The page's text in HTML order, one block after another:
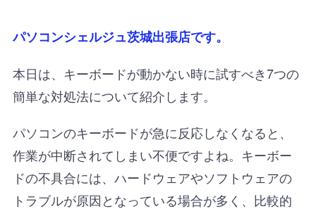
パソコンシェルジュ茨城出張店です。
本日は、キーボードが動かない時に試すべき7つの
簡単な対処法について紹介します。
パソコンのキーボードが急に反応しなくなると、
作業が中断されてしまい不便ですよね。キーボー
ドの不具合には、ハードウェアやソフトウェアの
トラブルが原因となっている場合が多く、比較的